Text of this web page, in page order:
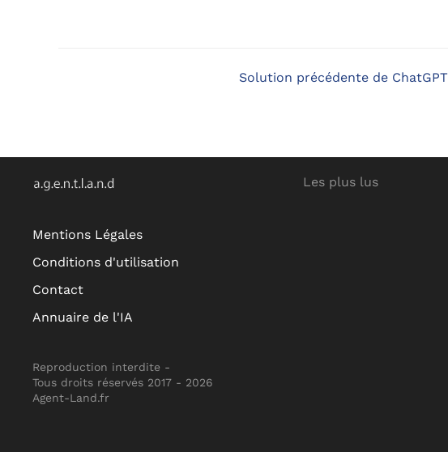
Solution précédente de ChatGPT
Mentions Légales
Conditions d'utilisation
Contact
Annuaire de l'IA
Reproduction interdite -
Tous droits réservés 2017 - 2026
Agent-Land.fr
Les plus lus